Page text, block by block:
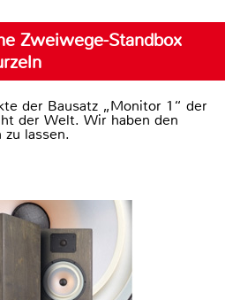
Zweiwege-Standbox
der Bausatz „Monitor 1“ der
der Welt. Wir haben den
lassen.